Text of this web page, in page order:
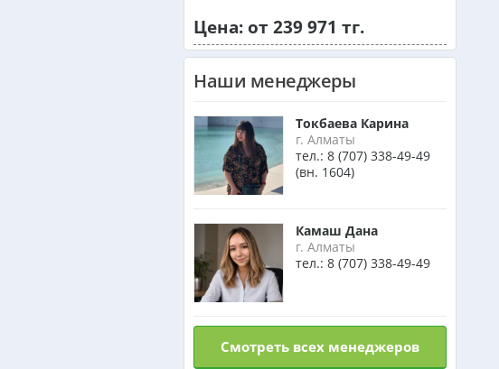
Сингапур из Алматы
Танзания из Алматы
Венгрия из Алматы
Израиль из Алматы
Маврикий из Алматы
Цена: от 239 971 тг.
Наши менеджеры
Токбаева Карина
г. Алматы
тел.: 8 (707) 338-49-49
(вн. 1604)
Камаш Дана
г. Алматы
тел.: 8 (707) 338-49-49
Смотреть всех менеджеров